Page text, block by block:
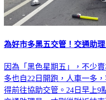
為好市多黑五交管！交通助
因為「黑色星期五」，不少
多也自22日開跑，人車一多
得前往協助交管。24日早上9